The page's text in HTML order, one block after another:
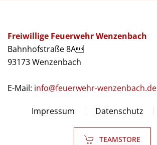
Freiwillige Feuerwehr Wenzenbach
Bahnhofstraße 8A
93173 Wenzenbach
E-Mail: info@feuerwehr-wenzenbach.de
Impressum Datenschutz
TEAMSTORE